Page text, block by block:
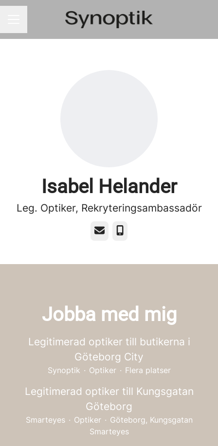
Isabel Helander
Leg. Optiker, Rekryteringsambassadör
E-postTelefon
Jobba med mig
Legitimerad optiker till butikerna i
Göteborg City
Synoptik · Optiker · Flera platser
Legitimerad optiker till Kungsgatan
Göteborg
Smarteyes · Optiker · Göteborg, Kungsgatan
Smarteyes